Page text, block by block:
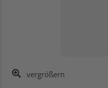
vergrößern